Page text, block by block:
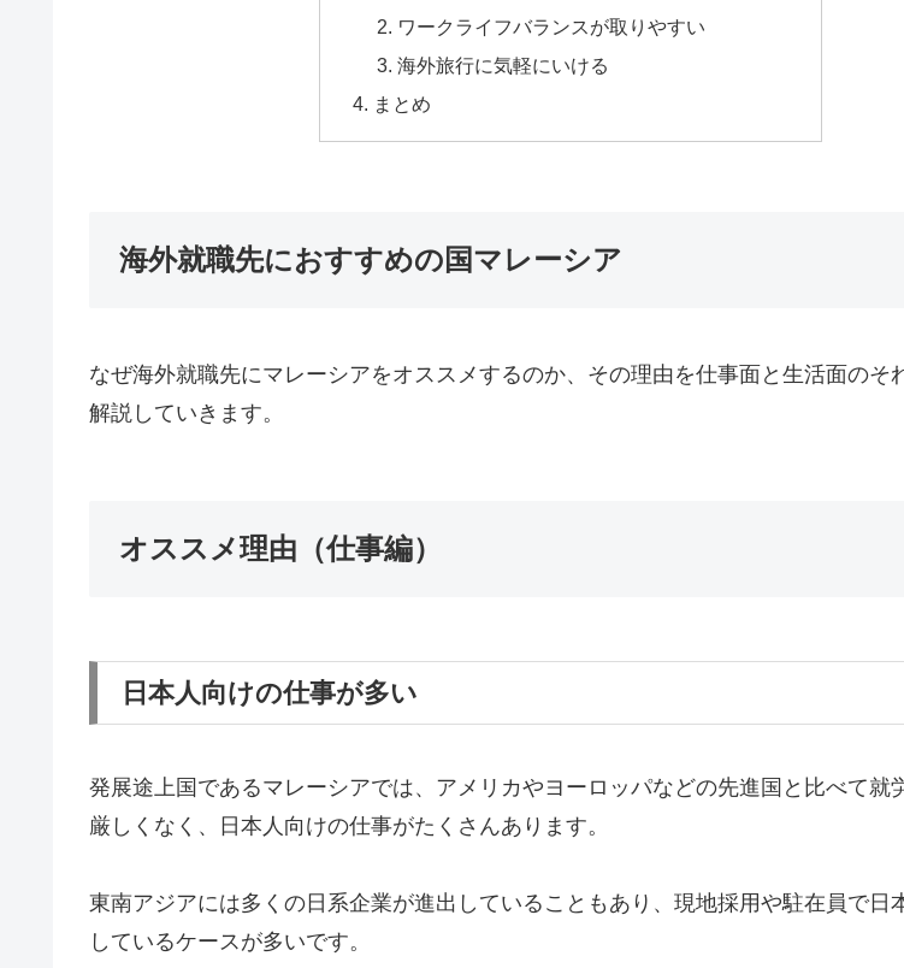
ワークライフバランスが取りやすい
海外旅行に気軽にいける
まとめ
海外就職先におすすめの国マレーシア
なぜ海外就職先にマレーシアをオススメするのか、その理由を仕事面と生活面のそ
解説していきます。
オススメ理由（仕事編）
日本人向けの仕事が多い
発展途上国であるマレーシアでは、アメリカやヨーロッパなどの先進国と比べて就
厳しくなく、日本人向けの仕事がたくさんあります。
東南アジアには多くの日系企業が進出していることもあり、現地採用や駐在員で日
しているケースが多いです。